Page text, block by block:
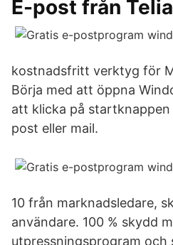
E-post från
kostnadsfritt verktyg för
Börja med att öppna
att klicka på
post eller mail.
10 från marknadsledare,
användare. 100 % skydd
utpressningsprogram och